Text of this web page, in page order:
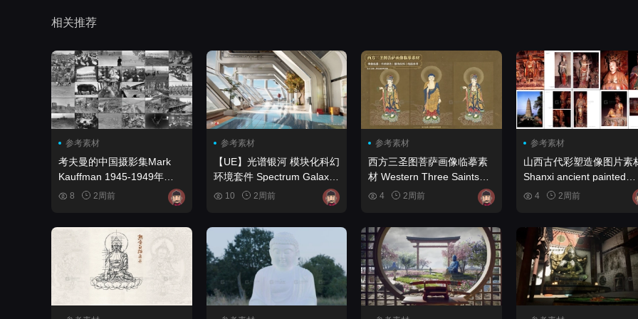
相关推荐
参考素材
考夫曼的中国摄影集Mark
Kauffman 1945-1949年
Mark Kauffman China
8 2周前
参考素材
【UE】光谱银河 模块化科幻
环境套件 Spectrum Galaxy
Modular Sci-Fi Environment
10 2周前
参考素材
西方三圣图菩萨画像临摹素
材 Western Three Saints
Bodhisattva portrait copy
4 2周前
参考素材
山西古代彩塑造像图片素
Shanxi ancient painted
sculpture statue image
4 2周前